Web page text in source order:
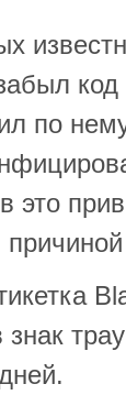
код
по
это